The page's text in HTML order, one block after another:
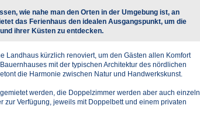
wie nahe man den Orten in der Umgebung ist, an
das Ferienhaus den idealen Ausgangspunkt, um die
ihrer Küsten zu entdecken.
Landhaus kürzlich renoviert, um den Gästen allen Komfort
mit der typischen Architektur des nördlichen
die Harmonie zwischen Natur und Handwerkskunst.
werden, die Doppelzimmer werden aber auch einzeln
Verfügung, jeweils mit Doppelbett und einem privaten